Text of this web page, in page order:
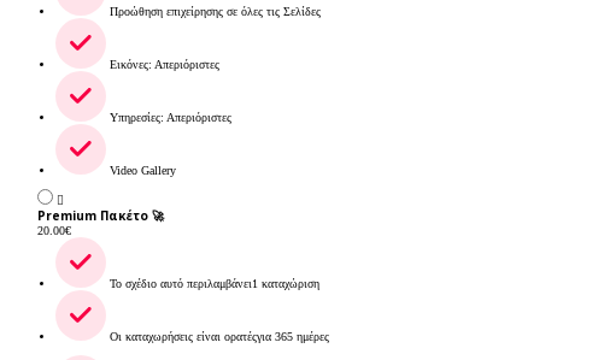
Προώθηση επιχείρησης σε όλες τις Σελίδες
Εικόνες: Απεριόριστες
Υπηρεσίες: Απεριόριστες
Video Gallery
Premium Πακέτο 🚀
20.00€
Το σχέδιο αυτό περιλαμβάνει1 καταχώριση
Οι καταχωρήσεις είναι ορατέςγια 365 ημέρες